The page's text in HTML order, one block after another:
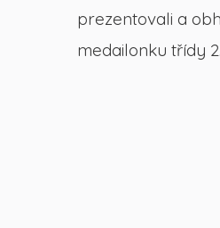
prezentovali a
medailonku třídy